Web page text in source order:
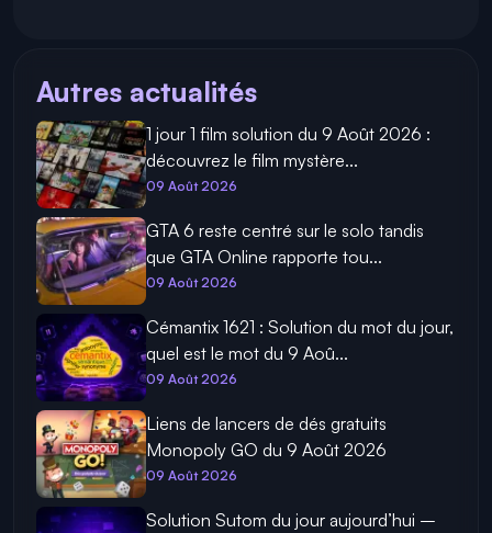
Autres actualités
1 jour 1 film solution du 9 Août 2026 :
découvrez le film mystère...
09 Août 2026
GTA 6 reste centré sur le solo tandis
que GTA Online rapporte tou...
09 Août 2026
Cémantix 1621 : Solution du mot du jour,
quel est le mot du 9 Aoû...
09 Août 2026
Liens de lancers de dés gratuits
Monopoly GO du 9 Août 2026
09 Août 2026
Solution Sutom du jour aujourd’hui –